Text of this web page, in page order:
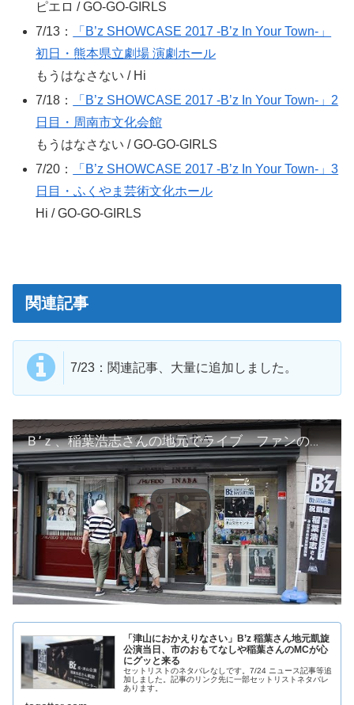
ピエロ / GO-GO-GIRLS
7/13：
「B’z SHOWCASE 2017 -B’z In Your Town-」
初日・熊本県立劇場 演劇ホール
もうはなさない / Hi
7/18：
「B’z SHOWCASE 2017 -B’z In Your Town-」2
日目・周南市文化会館
もうはなさない / GO-GO-GIRLS
7/20：
「B’z SHOWCASE 2017 -B’z In Your Town-」3
日目・ふくやま芸術文化ホール
Hi / GO-GO-GIRLS
関連記事
7/23：関連記事、大量に追加しました。
Ｂ’ｚ、稲葉浩志さんの地元でライブ ファンの聖地「イナバ化粧品店」や母校の巡礼も 岡山・津山
「津山におかえりなさい」B’z 稲葉さん地元凱旋
公演当日、市のおもてなしや稲葉さんのMCが心
にグッと来る
セットリストのネタバレなしです。7/24 ニュース記事等追
加しました。記事のリンク先に一部セットリストネタバレ
あります。